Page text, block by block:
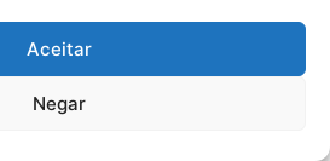
Aceitar
Negar